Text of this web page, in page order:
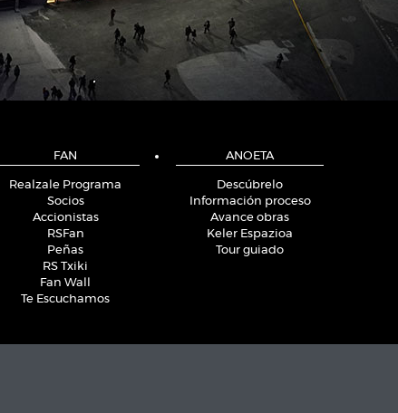
FAN
Realzale Programa
Socios
Accionistas
RSFan
Peñas
RS Txiki
Fan Wall
Te Escuchamos
ANOETA
Descúbrelo
Información proceso
Avance obras
Keler Espazioa
Tour guiado